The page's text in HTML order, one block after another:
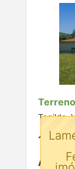
Tagilde,
Área: